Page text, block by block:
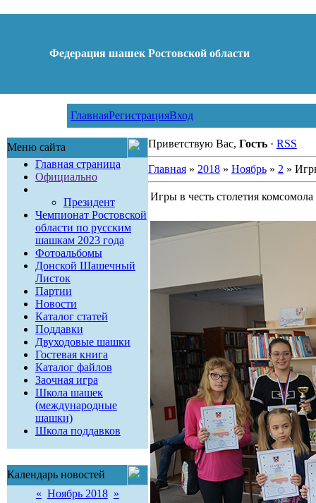
Федерация шашек Ростовской области
ГлавнаяРегистрацияВход
Меню сайта
Главная страница
Официально
Президент
Чемпионат Ростовской
области по русским
шашкам 2023 года
Фотоальбомы
Донской Шашечный
Листок
Партии
Новости
Каталог статей
Поддавки
Двуходовые шашки
Гостевая книга
Каталог файлов
Заочная игра
Школа шашек
(международные
шашки)
Школа поддавков
Календарь новостей
« Ноябрь 2018 »
Приветствую Вас, Гость· RSS
Главная» 2018 » Ноябрь » 2 »
Игры в честь столетия комсомола